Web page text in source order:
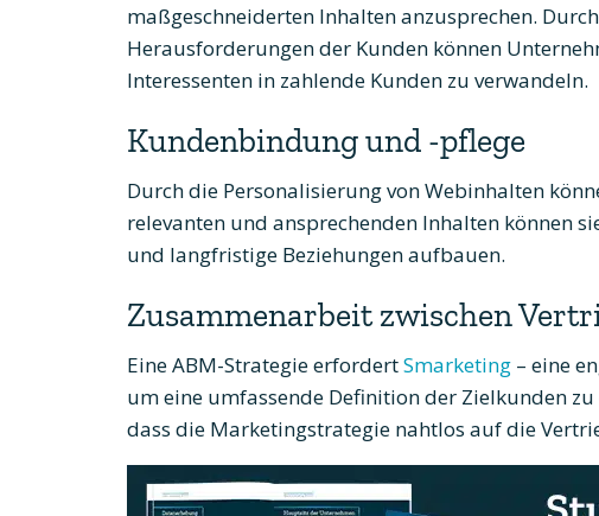
maßgeschneiderten Inhalten anzusprechen.
Herausforderungen der Kunden können
Interessenten in zahlende Kunden zu verwandeln.
Kundenbindung und -pflege
Durch die Personalisierung von Webinhalten
relevanten und ansprechenden Inhalten können
und langfristige Beziehungen aufbauen.
Zusammenarbeit zwischen
Eine ABM-Strategie erfordertSmarketing ­– eine
um eine umfassende Definition der Zielkunden
dass die Marketingstrategie nahtlos auf die